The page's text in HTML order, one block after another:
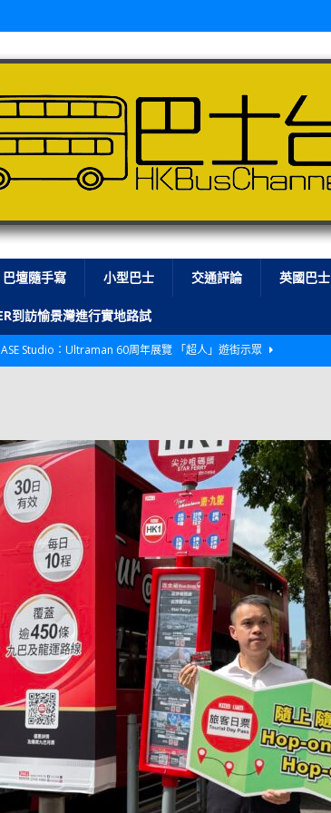
巴壇隨手寫 小型巴士 交通評論 英國巴士
到訪愉景灣進行實地路試
Studio：Ultraman 60周年展覽 「超人」遊街示眾
第一部 410PS 規格宇通旅遊巴士 – 榮利「樂園快線」仕様
幅插畫係為乜過唔到審批？
公益活動
哇列車2026年暑假陪大家搭「輕鐵發現號」旅遊專綫
動巴士 BERL 樣板車抵港
電動巴士
貼部電車慶祝，準備禮物叫人任影
電車
滴血了
巴壇隨手寫
360正式開展20周年慶典 玩轉「日與夜」好時光
MTR 港
界盃 The Yard 巴士巡遊 CITYBUS 城巴